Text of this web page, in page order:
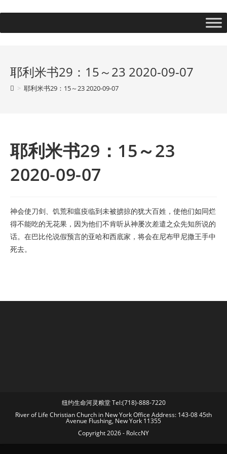
耶利米书29：15～23 2020-09-07
> 耶利米书29：15～23 2020-09-07
耶利米书29：15～23
2020-09-07
神会使刀剑、饥荒和瘟疫临到未被掳掠的犹大百姓，使他们如同烂
得不能吃的无花果，因为他们不肯听从神屡次差遣之众先知所说的
话。在巴比伦说假预言的亚哈和西底家，将会在尼布甲尼撒王手中
死去。
纽约生命河灵粮堂 Tel:(718)-888-7220
River of Life Christian Church in New York Office Address: 143-08 45th
Avenue Flushing, New York 11355
Copyright 2026 - RolccNY